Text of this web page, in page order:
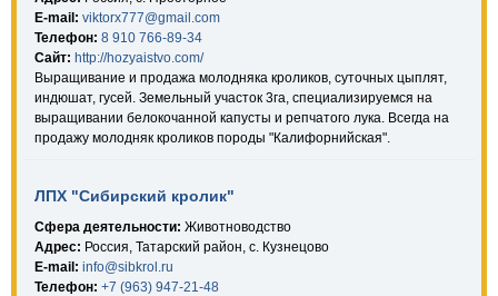
E-mail: viktorx777@gmail.com
Телефон: 8 910 766-89-34
Сайт: http://hozyaistvo.com/
Выращивание и продажа молодняка кроликов, суточных цыплят,
индюшат, гусей. Земельный участок 3га, специализируемся на
выращивании белокочанной капусты и репчатого лука. Всегда на
продажу молодняк кроликов породы "Калифорнийская".
ЛПХ "Сибирский кролик"
Сфера деятельности: Животноводство
Адрес: Россия, Татарский район, с. Кузнецово
E-mail: info@sibkrol.ru
Телефон: +7 (963) 947-21-48